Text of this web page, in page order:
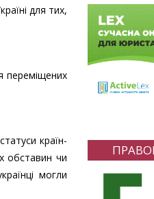
для тих,
переміщених
країн-
обставин чи
могли